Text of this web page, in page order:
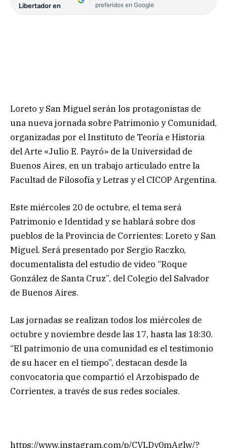
Libertador en
preferidos en Google
Loreto y San Miguel serán los protagonistas de
una nueva jornada sobre Patrimonio y Comunidad,
organizadas por el Instituto de Teoría e Historia
del Arte «Julio E. Payró» de la Universidad de
Buenos Aires, en un trabajo articulado entre la
Facultad de Filosofía y Letras y el CICOP Argentina.
Este miércoles 20 de octubre, el tema será
Patrimonio e Identidad y se hablará sobre dos
pueblos de la Provincia de Corrientes: Loreto y San
Miguel. Será presentado por Sergio Raczko,
documentalista del estudio de video “Roque
González de Santa Cruz”, del Colegio del Salvador
de Buenos Aires.
Las jornadas se realizan todos los miércoles de
octubre y noviembre desde las 17, hasta las 18:30.
“El patrimonio de una comunidad es el testimonio
de su hacer en el tiempo”, destacan desde la
convocatoria que compartió el Arzobispado de
Corrientes, a través de sus redes sociales.
https://www.instagram.com/p/CVLDy0mAglw/?